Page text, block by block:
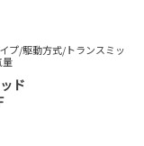
プ/駆動方式/トランスミッ
量
ド